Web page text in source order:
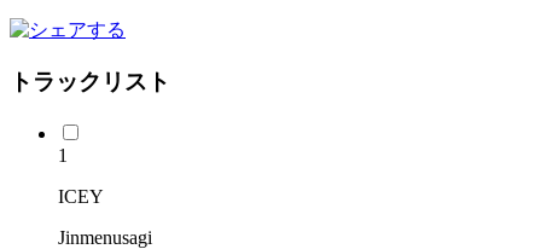
トラックリスト
1
ICEY
Jinmenusagi